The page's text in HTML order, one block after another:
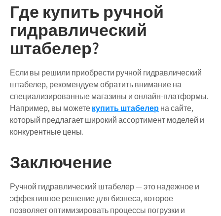
Где купить ручной
гидравлический
штабелер?
Если вы решили приобрести ручной гидравлический
штабелер, рекомендуем обратить внимание на
специализированные магазины и онлайн-платформы.
Например, вы можетекупить штабелерна сайте,
который предлагает широкий ассортимент моделей и
конкурентные цены.
Заключение
Ручной гидравлический штабелер — это надежное и
эффективное решение для бизнеса, которое
позволяет оптимизировать процессы погрузки и